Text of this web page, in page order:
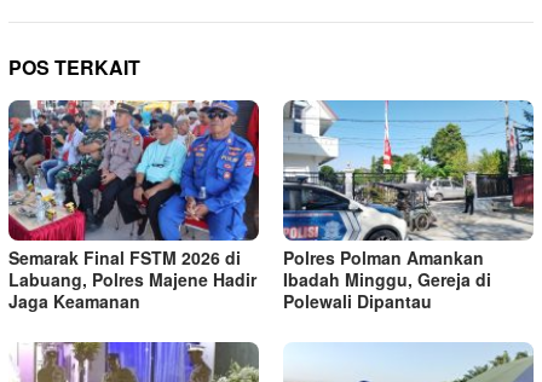
POS TERKAIT
Semarak Final FSTM 2026 di
Labuang, Polres Majene Hadir
Jaga Keamanan
Polres Polman Amankan
Ibadah Minggu, Gereja di
Polewali Dipantau